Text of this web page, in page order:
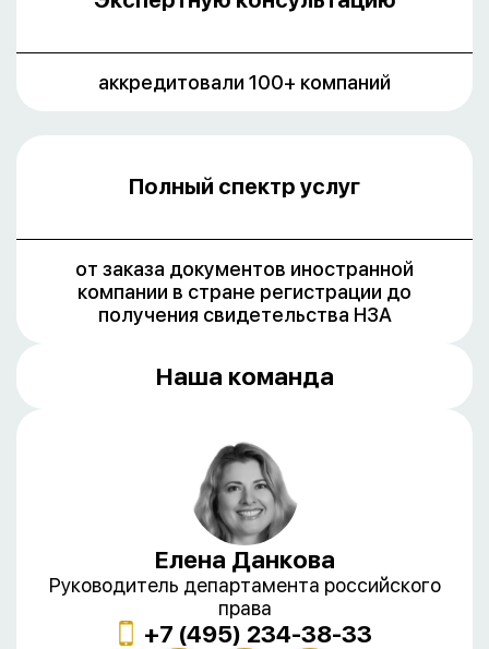
аккредитовали 100+ компаний
Полный спектр услуг
от заказа документов иностранной
компании в стране регистрации до
получения свидетельства НЗА
Наша команда
Елена Данкова
Руководитель департамента российского
права
+7 (495) 234-38-33